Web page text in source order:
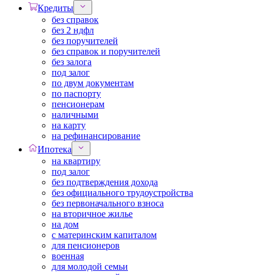
Кредиты
без справок
без 2 ндфл
без поручителей
без справок и поручителей
без залога
под залог
по двум документам
по паспорту
пенсионерам
наличными
на карту
на рефинансирование
Ипотека
на квартиру
под залог
без подтверждения дохода
без официального трудоустройства
без первоначального взноса
на вторичное жилье
на дом
с материнским капиталом
для пенсионеров
военная
для молодой семьи